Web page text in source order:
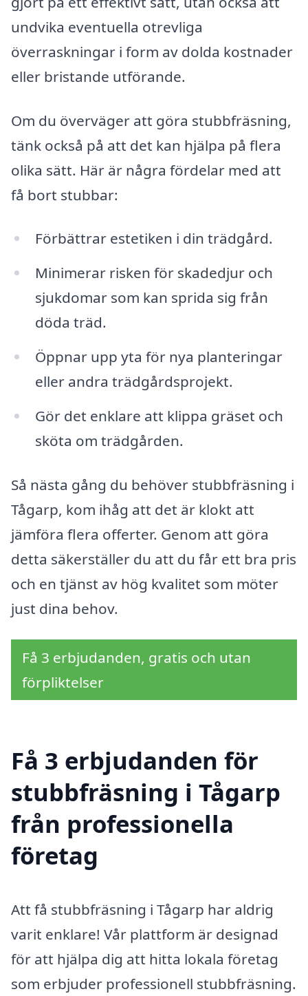
undvika eventuella otrevliga
överraskningar i form av dolda kostnader
eller bristande utförande.
Om du överväger att göra stubbfräsning,
tänk också på att det kan hjälpa på flera
olika sätt. Här är några fördelar med att
få bort stubbar:
Förbättrar estetiken i din trädgård.
Minimerar risken för skadedjur och
sjukdomar som kan sprida sig från
döda träd.
Öppnar upp yta för nya planteringar
eller andra trädgårdsprojekt.
Gör det enklare att klippa gräset och
sköta om trädgården.
Så nästa gång du behöver stubbfräsning i
Tågarp, kom ihåg att det är klokt att
jämföra flera offerter. Genom att göra
detta säkerställer du att du får ett bra pris
och en tjänst av hög kvalitet som möter
just dina behov.
Få 3 erbjudanden, gratis och utan
förpliktelser
Få 3 erbjudanden för
stubbfräsning i Tågarp
från professionella
företag
Att få stubbfräsning i Tågarp har aldrig
varit enklare! Vår plattform är designad
för att hjälpa dig att hitta lokala företag
som erbjuder professionell stubbfräsning.